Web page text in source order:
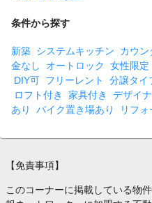
条件から探す
新築 システムキッチン カウン
金なし
オートロック 女性限定
DIY可 フリーレント 分譲タイ
ロフト付き
家具付き デザイ
あり
バイク置き場あり リフ
【免責事項】
このコーナーに掲載している物